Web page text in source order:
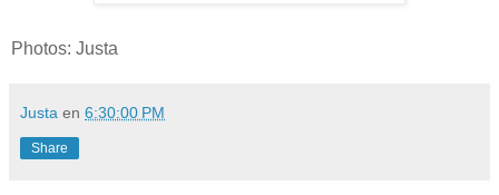
Photos: Justa
Justa en 6:30:00 PM
Share